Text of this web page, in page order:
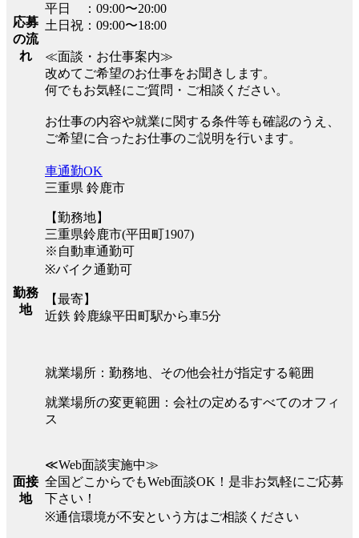
応募
の流
れ
平日 ：09:00〜20:00
土日祝：09:00〜18:00
≪面談・お仕事案内≫
改めてご希望のお仕事をお聞きします。
何でもお気軽にご質問・ご相談ください。
お仕事の内容や就業に関する条件等も確認のうえ、
ご希望に合ったお仕事のご説明を行います。
勤務
地
車通勤OK
三重県 鈴鹿市
【勤務地】
三重県鈴鹿市(平田町1907)
※自動車通勤可
※バイク通勤可
【最寄】
近鉄 鈴鹿線平田町駅から車5分
就業場所：勤務地、その他会社が指定する範囲
就業場所の変更範囲：会社の定めるすべてのオフィ
ス
面接
地
≪Web面談実施中≫
全国どこからでもWeb面談OK！是非お気軽にご応募
下さい！
※通信環境が不安という方はご相談ください